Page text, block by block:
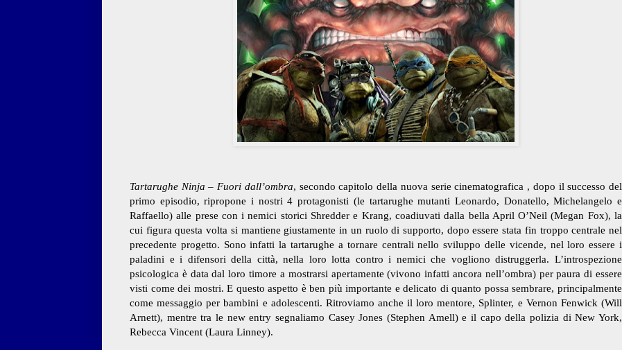
Tartarughe Ninja – Fuori dall’ombra, secondo capitolo della nuova serie cinematografica , dopo il successo del
primo episodio, ripropone i nostri 4 protagonisti (le tartarughe mutanti Leonardo, Donatello, Michelangelo e
Raffaello) alle prese con i nemici storici Shredder e Krang, coadiuvati dalla bella April O’Neil (Megan Fox), la
cui figura questa volta si mantiene giustamente in un ruolo di supporto, dopo essere stata fin troppo centrale nel
precedente progetto. Sono infatti la tartarughe a tornare centrali nello sviluppo delle vicende, nel loro essere i
paladini e i difensori della città, nella loro lotta contro i nemici che vogliono distruggerla. L’introspezione
psicologica è data dal loro timore a mostrarsi apertamente (vivono infatti ancora nell’ombra) per paura di essere
visti come dei mostri. E questo aspetto è ben più importante e delicato di quanto possa sembrare, principalmente
come messaggio per bambini e adolescenti. Ritroviamo anche il loro mentore, Splinter, e Vernon Fenwick (Will
Arnett), mentre tra le new entry segnaliamo Casey Jones (Stephen Amell) e il capo della polizia di New York,
Rebecca Vincent (Laura Linney).